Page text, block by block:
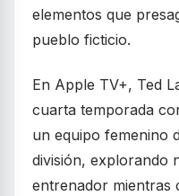
elementos que
pueblo ficticio.
En Apple TV+, Ted
cuarta temporada
un equipo femenino
división, explorando
entrenador mientras